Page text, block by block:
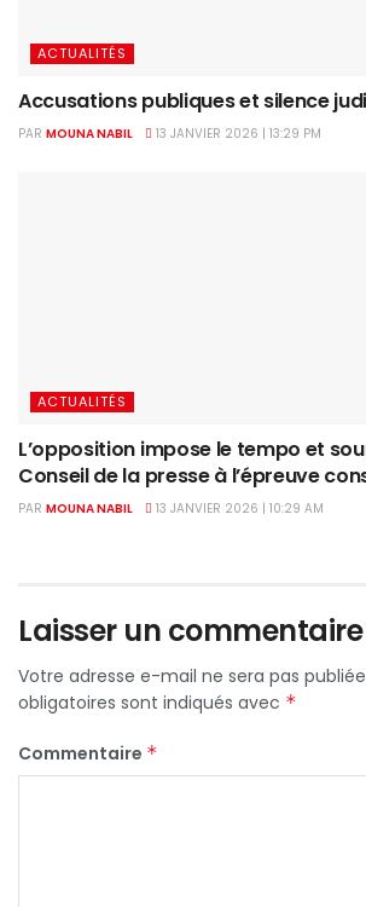
ACTUALITÉS
Accusations publiques et silence
PAR MOUNA NABIL 13 JANVIER 2026 | 13:29 PM
ACTUALITÉS
L’opposition impose le tempo et
Conseil de la presse à l’épreuve
PAR MOUNA NABIL 13 JANVIER 2026 | 10:29 AM
Laisser un commentaire
Votre adresse e-mail ne sera pas
obligatoires sont indiqués avec *
Commentaire *